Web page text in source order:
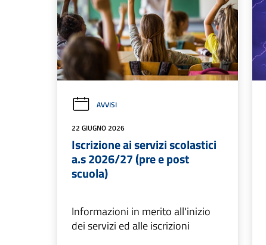
AVVISI
22 GIUGNO 2026
Iscrizione ai servizi scolastici
a.s 2026/27 (pre e post
scuola)
Informazioni in merito all'inizio
dei servizi ed alle iscrizioni